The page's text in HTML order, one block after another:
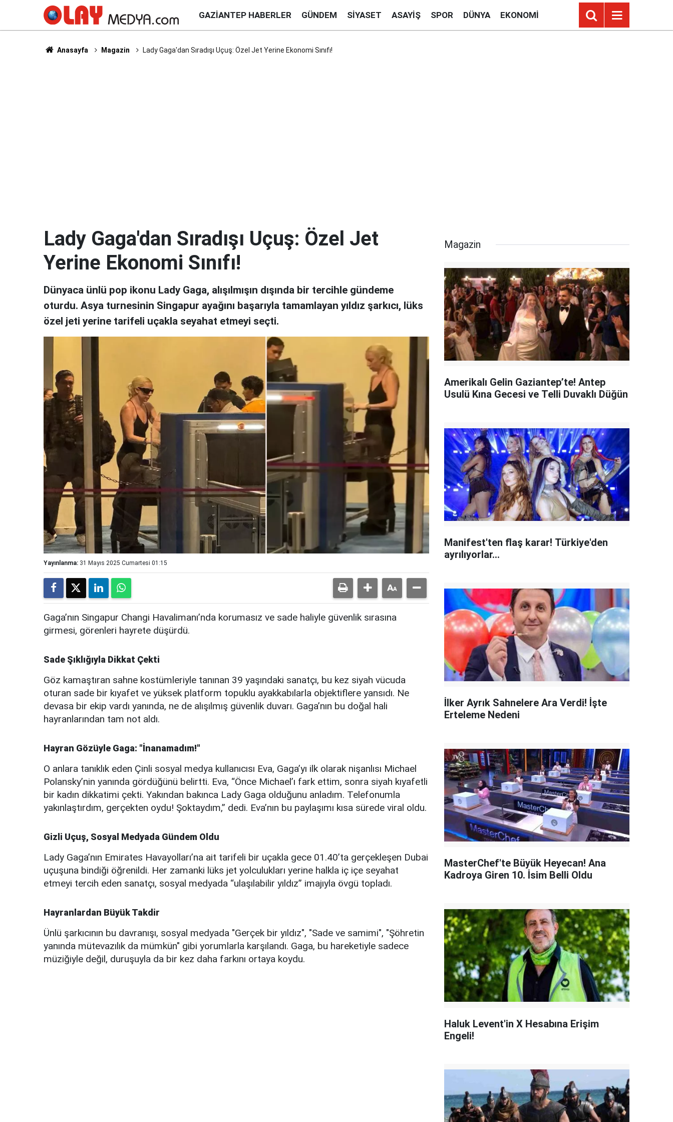
GAZIANTEP HABERLER GÜNDEM SIYASET ASAYIŞ SPOR DÜNYA EKONOMI
Anasayfa Magazin Lady Gaga'dan Sıradışı Uçuş: Özel Jet Yerine Ekonomi Sınıfı!
Lady Gaga'dan Sıradışı Uçuş: Özel Jet
Yerine Ekonomi Sınıfı!
Dünyaca ünlü pop ikonu Lady Gaga, alışılmışın dışında bir tercihle gündeme
oturdu. Asya turnesinin Singapur ayağını başarıyla tamamlayan yıldız şarkıcı, lüks
özel jeti yerine tarifeli uçakla seyahat etmeyi seçti.
Yayınlanma: 31 Mayıs 2025 Cumartesi 01:15
Gaga’nın Singapur Changi Havalimanı’nda korumasız ve sade haliyle güvenlik sırasına
girmesi, görenleri hayrete düşürdü.
Sade Şıklığıyla Dikkat Çekti
Göz kamaştıran sahne kostümleriyle tanınan 39 yaşındaki sanatçı, bu kez siyah vücuda
oturan sade bir kıyafet ve yüksek platform topuklu ayakkabılarla objektiflere yansıdı. Ne
devasa bir ekip vardı yanında, ne de alışılmış güvenlik duvarı. Gaga’nın bu doğal hali
hayranlarından tam not aldı.
Hayran Gözüyle Gaga: "İnanamadım!"
O anlara tanıklık eden Çinli sosyal medya kullanıcısı Eva, Gaga’yı ilk olarak nişanlısı Michael
Polansky’nin yanında gördüğünü belirtti. Eva, “Önce Michael’ı fark ettim, sonra siyah kıyafetli
bir kadın dikkatimi çekti. Yakından bakınca Lady Gaga olduğunu anladım. Telefonumla
yakınlaştırdım, gerçekten oydu! Şoktaydım,” dedi. Eva’nın bu paylaşımı kısa sürede viral oldu.
Gizli Uçuş, Sosyal Medyada Gündem Oldu
Lady Gaga’nın Emirates Havayolları’na ait tarifeli bir uçakla gece 01.40’ta gerçekleşen Dubai
uçuşuna bindiği öğrenildi. Her zamanki lüks jet yolculukları yerine halkla iç içe seyahat
etmeyi tercih eden sanatçı, sosyal medyada “ulaşılabilir yıldız” imajıyla övgü topladı.
Hayranlardan Büyük Takdir
Ünlü şarkıcının bu davranışı, sosyal medyada "Gerçek bir yıldız", "Sade ve samimi", "Şöhretin
yanında mütevazılık da mümkün" gibi yorumlarla karşılandı. Gaga, bu hareketiyle sadece
müziğiyle değil, duruşuyla da bir kez daha farkını ortaya koydu.
Magazin
Amerikalı Gelin Gaziantep’te! Antep
Usulü Kına Gecesi ve Telli Duvaklı Düğün
Manifest'ten flaş karar! Türkiye'den
ayrılıyorlar...
İlker Ayrık Sahnelere Ara Verdi! İşte
Erteleme Nedeni
MasterChef'te Büyük Heyecan! Ana
Kadroya Giren 10. İsim Belli Oldu
Haluk Levent'in X Hesabına Erişim
Engeli!